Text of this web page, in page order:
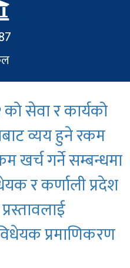
सेवा र कार्यको
व्यय हुने रकम
खर्च गर्ने सम्बन्धमा
र कर्णाली प्रदेश
प्रमाणिकरण